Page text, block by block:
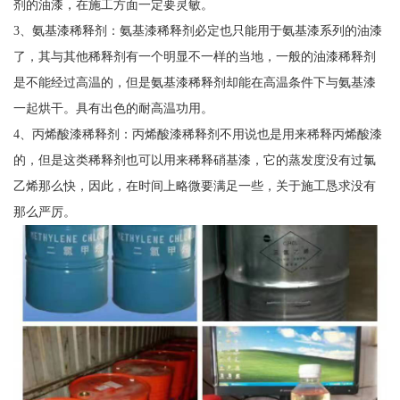
剂的油漆，在施工方面一定要灵敏。
3、氨基漆稀释剂：氨基漆稀释剂必定也只能用于氨基漆系列的油漆
了，其与其他稀释剂有一个明显不一样的当地，一般的油漆稀释剂
是不能经过高温的，但是氨基漆稀释剂却能在高温条件下与氨基漆
一起烘干。具有出色的耐高温功用。
4、丙烯酸漆稀释剂：丙烯酸漆稀释剂不用说也是用来稀释丙烯酸漆
的，但是这类稀释剂也可以用来稀释硝基漆，它的蒸发度没有过氯
乙烯那么快，因此，在时间上略微要满足一些，关于施工恳求没有
那么严厉。